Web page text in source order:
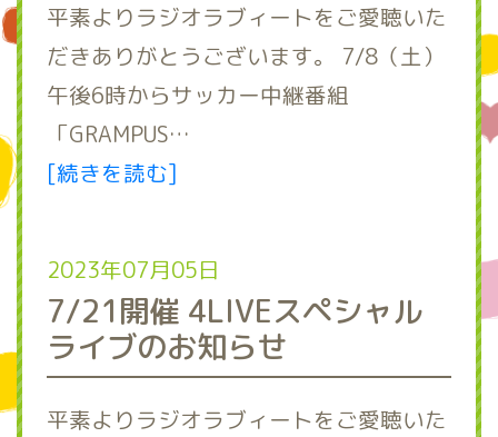
平素よりラジオラブィートをご愛聴いた
だきありがとうございます。 7/8（土）
午後6時からサッカー中継番組
「GRAMPUS…
[続きを読む]
2023年07月05日
7/21開催 4LIVEスペシャル
ライブのお知らせ
平素よりラジオラブィートをご愛聴いた